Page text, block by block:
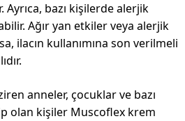
bazı kişilerde alerjik
Ağır yan etkiler veya alerjik
ilacın kullanımına son verilmeli
anneler, çocuklar ve bazı
olan kişiler Muscoflex krem